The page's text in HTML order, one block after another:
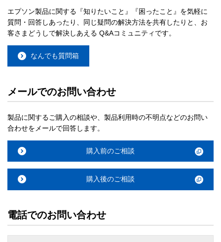
エプソン製品に関する『知りたいこと』『困ったこと』を気軽に
質問・回答しあったり、同じ疑問の解決方法を共有したりと、お
客さまどうしで解決しあえる Q&Aコミュニティです。
なんでも質問箱
メールでのお問い合わせ
製品に関するご購入の相談や、製品利用時の不明点などのお問い
合わせをメールで回答します。
購入前のご相談
購入後のご相談
電話でのお問い合わせ